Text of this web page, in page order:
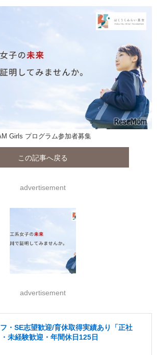
Girls プログラム参加者募集
この記事へ戻る
advertisement
advertisement
・SE志望歓迎/育休取得実績あり「正社
未経験歓迎・年間休日125日